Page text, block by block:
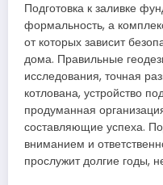
Подготовка к заливке
формальность, а
от которых зависит
дома. Правильные
исследования, точная
котлована, устройство
продуманная
составляющие успеха.
вниманием и
прослужит долгие годы,